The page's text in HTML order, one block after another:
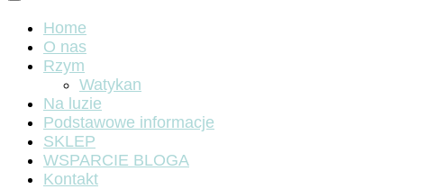
Home
O nas
Rzym
Watykan
Na luzie
Podstawowe informacje
SKLEP
WSPARCIE BLOGA
Kontakt